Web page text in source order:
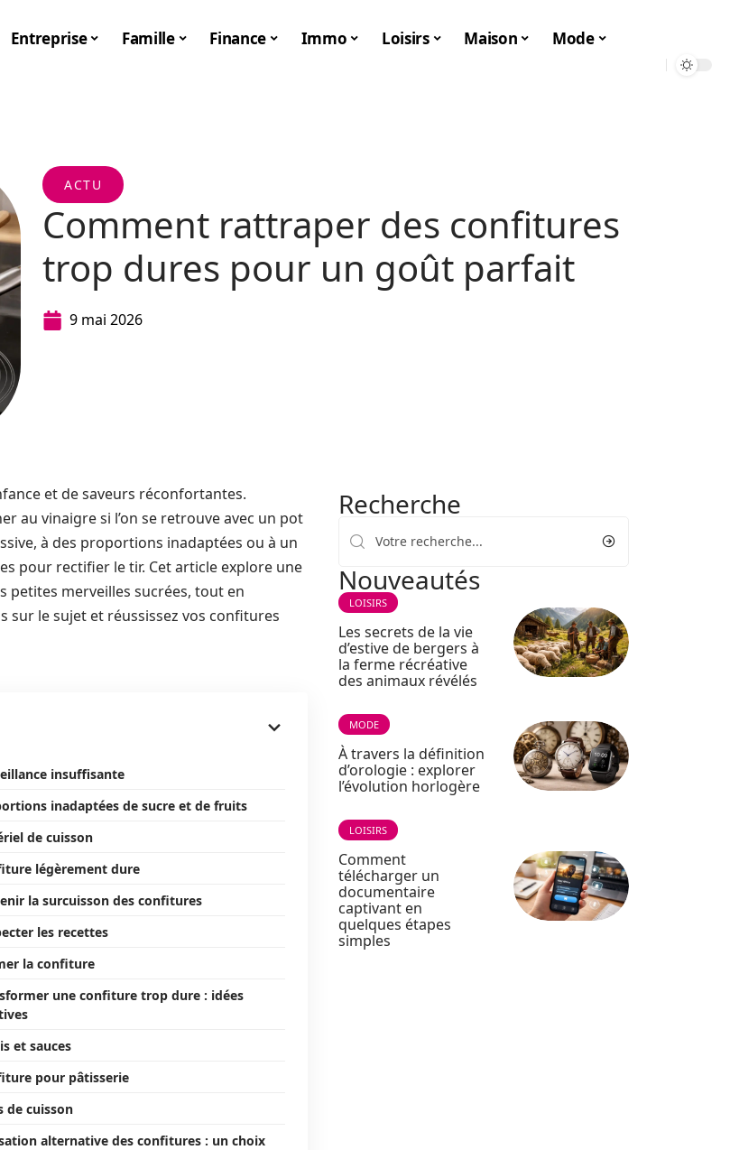
Entreprise Famille Finance Immo Loisirs Maison Mode
ACTU
Comment rattraper des confitures
trop dures pour un goût parfait
9 mai 2026
et de saveurs réconfortantes.
au vinaigre si l’on se retrouve avec un pot
à des proportions inadaptées ou à un
pour rectifier le tir. Cet article explore une
petites merveilles sucrées, tout en
sur le sujet et réussissez vos confitures
insuffisante
inadaptées de sucre et de fruits
de cuisson
légèrement dure
la surcuisson des confitures
les recettes
la confiture
une confiture trop dure : idées
et sauces
pour pâtisserie
de cuisson
alternative des confitures : un choix
Recherche
Nouveautés
LOISIRS
Les secrets de la vie
d’estive de bergers à
la ferme récréative
des animaux révélés
MODE
À travers la définition
d’orologie : explorer
l’évolution horlogère
LOISIRS
Comment
télécharger un
documentaire
captivant en
quelques étapes
simples